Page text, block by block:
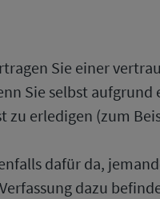
Sie einer
Sie selbst
zu erledigen (zum
dafür da,
dazu